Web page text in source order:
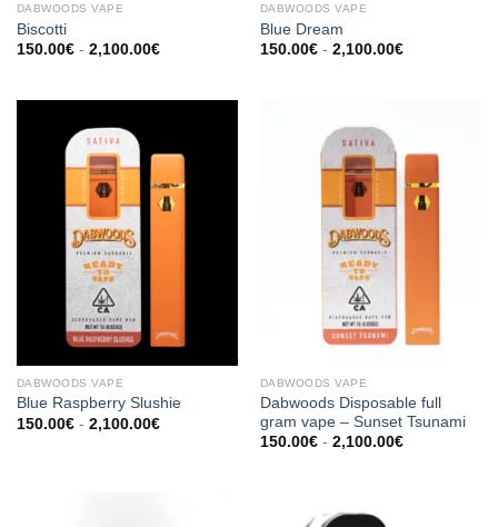
DABWOODS VAPE​
Biscotti
150.00€ - 2,100.00€Prijsklasse:
DABWOODS VAPE​
Blue Dream
150.00€ - 2,100.00€Prijsklasse:
DABWOODS VAPE​
Blue Raspberry Slushie
150.00€ - 2,100.00€Prijsklasse:
DABWOODS VAPE​
Dabwoods Disposable full
gram vape – Sunset Tsunami
150.00€ - 2,100.00€Prijsklasse: